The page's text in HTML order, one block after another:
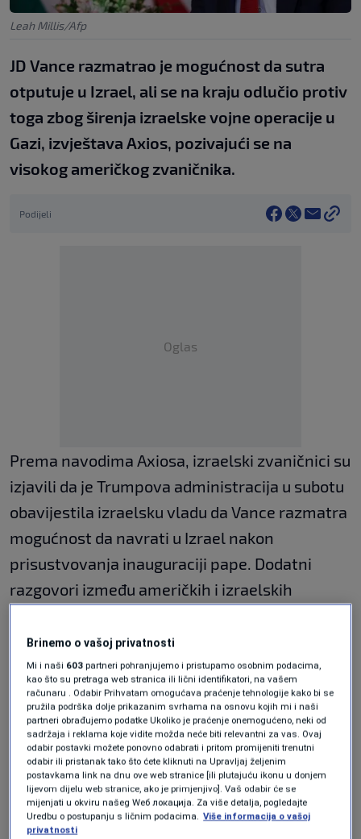
Leah Millis/Afp
JD Vance razmatrao je mogućnost da sutra
otputuje u Izrael, ali se na kraju odlučio protiv
toga zbog širenja izraelske vojne operacije u
Gazi, izvještava Axios, pozivajući se na
visokog američkog zvaničnika.
Podijeli
Oglas
Prema navodima Axiosa, izraelski zvaničnici su
izjavili da je Trumpova administracija u subotu
obavijestila izraelsku vladu da Vance razmatra
mogućnost da navrati u Izrael nakon
prisustvovanja inauguraciji pape. Dodatni
razgovori između američkih i izraelskih
pripremila posjeta, a izraelski mediji su ubrzo
potom objavili da bi Vance mogao stići sutra.
Međutim, nekoliko sati kasnije, zvaničnik Bijele
kuće demantovao je te navode u saopćenju,
tvrdeći da su "logistički razlozi onemogućili
produžetak putovanja izvan Rima".
Izrael pokrenuo veliku kopnenu
Brinemo o vašoj privatnosti
Mi i naši 603 partneri pohranjujemo i pristupamo osobnim podacima,
kao što su pretraga web stranica ili lični identifikatori, na vašem
računaru . Odabir Prihvatam omogućava praćenje tehnologije kako bi se
pružila podrška dolje prikazanim svrhama na osnovu kojih mi i naši
partneri obrađujemo podatke Ukoliko je praćenje onemogućeno, neki od
sadržaja i reklama koje vidite možda neće biti relevantni za vas. Ovaj
odabir postavki možete ponovno odabrati i pritom promijeniti trenutni
odabir ili pristanak tako što ćete kliknuti na Upravljaj željenim
postavkama link na dnu ove web stranice [ili plutajuću ikonu u donjem
lijevom dijelu web stranice, ako je primjenjivo]. Vaš odabir će se
mijenjati u okviru našeg Wеб локација. Za više detalja, pogledajte
Uredbu o postupanju s ličnim podacima. Više informacija o vašoj
privatnosti